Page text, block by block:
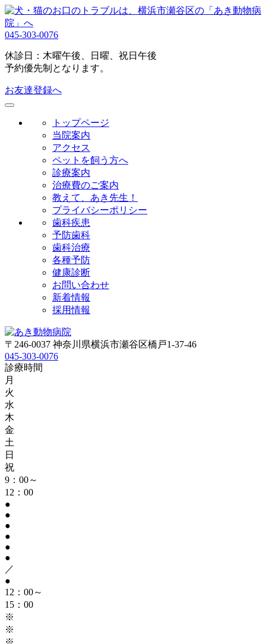
045-303-0076
休診日：木曜午後、日曜、祝日午後
予約優先制となります。
お友達登録へ
トップページ
当院案内
アクセス
ペットを飼う方へ
診療案内
治療費のご案内
教えて、あき先生！
プライバシーポリシー
歯科疾患
予防歯科
歯科治療
各種予防
健康診断
お問い合わせ
新着情報
採用情報
〒246-0037 神奈川県横浜市瀬谷区橋戸1-37-46
045-303-0076
診療時間
月
火
水
木
金
土
日
祝
9：00～
12：00
●
●
●
●
●
●
／
●
12：00～
15：00
※
※
※